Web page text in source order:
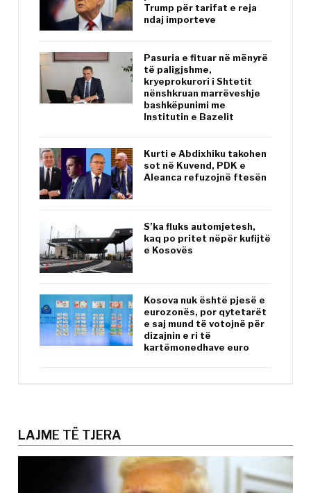
Trump për tarifat e reja
ndaj importeve
Pasuria e fituar në mënyrë
të paligjshme,
kryeprokurori i Shtetit
nënshkruan marrëveshje
bashkëpunimi me
Institutin e Bazelit
Kurti e Abdixhiku takohen
sot në Kuvend, PDK e
Aleanca refuzojnë ftesën
S’ka fluks automjetesh,
kaq po pritet nëpër kufijtë
e Kosovës
Kosova nuk është pjesë e
eurozonës, por qytetarët
e saj mund të votojnë për
dizajnin e ri të
kartëmonedhave euro
LAJME TË TJERA